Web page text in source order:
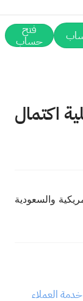
فتح
حساب
اكتمال
والسعودية
العملاء